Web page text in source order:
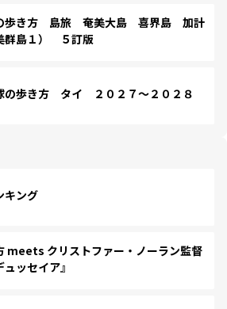
歩き方 島旅 奄美大島 喜界島 加計
群島１） ５訂版
の歩き方 タイ ２０２７～２０２８
キング
meets クリストファー・ノーラン監督
ッセイア』